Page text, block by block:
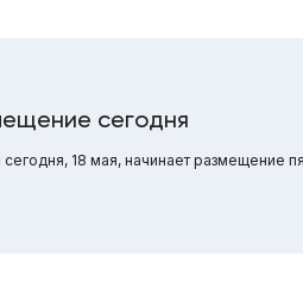
сегодня
18 мая, начинает размещение